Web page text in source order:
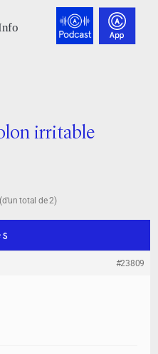
irritable
total de 2)
#23809